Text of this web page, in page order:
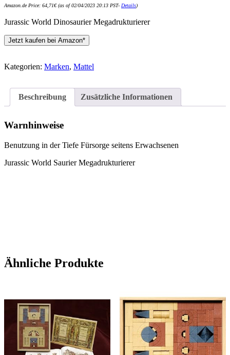
Amazon.de Price: 64,71€(as of 02/04/2023 20:13 PST- Details)
Jurassic World Dinosaurier Megadrukturierer
Jetzt kaufen bei Amazon*
Kategorien: Marken, Mattel
Beschreibung Zusätzliche Informationen
Warnhinweise
Benutzung in der Tiefe Fürsorge seitens Erwachsenen
Jurassic World Saurier Megadrukturierer
Ähnliche Produkte